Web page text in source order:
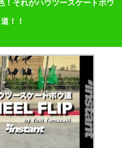
！それがハウツースケートボウ
道！！